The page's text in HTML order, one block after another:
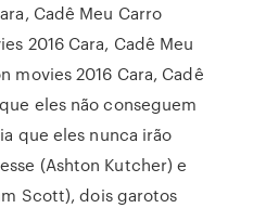
Cadê Meu Carro
2016 Cara, Cadê Meu
movies 2016 Cara, Cadê
eles não conseguem
que eles nunca irão
(Ashton Kutcher) e
Scott), dois garotos